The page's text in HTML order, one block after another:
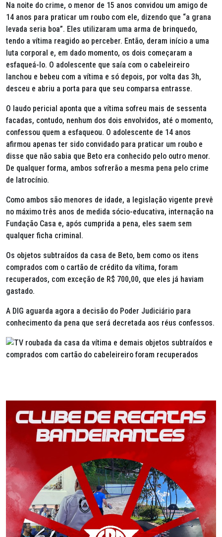
Na noite do crime, o menor de 15 anos convidou um amigo de
14 anos para praticar um roubo com ele, dizendo que “a grana
levada seria boa”. Eles utilizaram uma arma de brinquedo,
tendo a vítima reagido ao perceber. Então, deram início a uma
luta corporal e, em dado momento, os dois começaram a
esfaqueá-lo. O adolescente que saía com o cabeleireiro
lanchou e bebeu com a vítima e só depois, por volta das 3h,
desceu e abriu a porta para que seu comparsa entrasse.
O laudo pericial aponta que a vítima sofreu mais de sessenta
facadas, contudo, nenhum dos dois envolvidos, até o momento,
confessou quem a esfaqueou. O adolescente de 14 anos
afirmou apenas ter sido convidado para praticar um roubo e
disse que não sabia que Beto era conhecido pelo outro menor.
De qualquer forma, ambos sofrerão a mesma pena pelo crime
de latrocínio.
Como ambos são menores de idade, a legislação vigente prevê
no máximo três anos de medida sócio-educativa, internação na
Fundação Casa e, após cumprida a pena, eles saem sem
qualquer ficha criminal.
Os objetos subtraídos da casa de Beto, bem como os itens
comprados com o cartão de crédito da vítima, foram
recuperados, com exceção de R$ 700,00, que eles já haviam
gastado.
A DIG aguarda agora a decisão do Poder Judiciário para
conhecimento da pena que será decretada aos réus confessos.